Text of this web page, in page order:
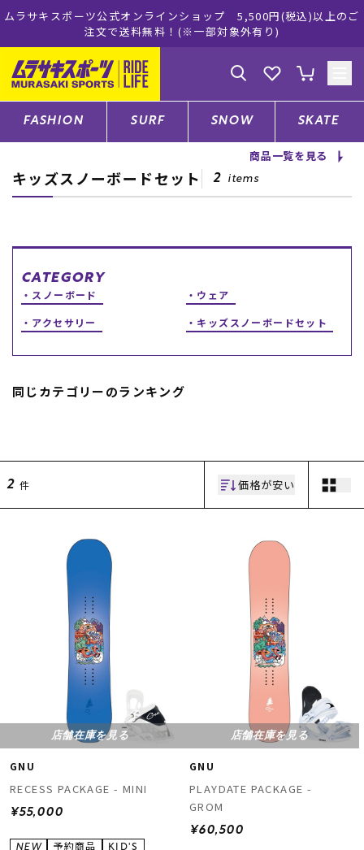
ーツ公式オンラインショップ 5,500円(税込)以上のご
注文で送料無料！(※一部対象外有り)
ムラサキス
ゲスト様
ログイン 会員登録
店舗一覧
CATEGORY
ファッションTOP
スノーTOP
ブランド一覧
RIDE LIFE MAGAZINE一
スタッフスナップ
中古/アウトレット サー
中古/アウトレット スノ
ご利用ガイド
店頭受取サービス
ギフトラッピング
アフターサポート
下取り保証について
よくある質問
お問い合わせ
FASHION SURF SNOW SKATE
商品一覧を見る
キッズスノーボードセット 2 items
CATEGORY
スノーボード
ウェア
アクセサリー
キッズスノーボードセット
同じカテゴリーのランキング
2 件 価格が安い
店舗在庫を見る
GNU
RECESS PACKAGE - MINI
¥55,000
店舗在庫を見る
GNU
PLAYDATE PACKAGE -
GROM
¥60,500